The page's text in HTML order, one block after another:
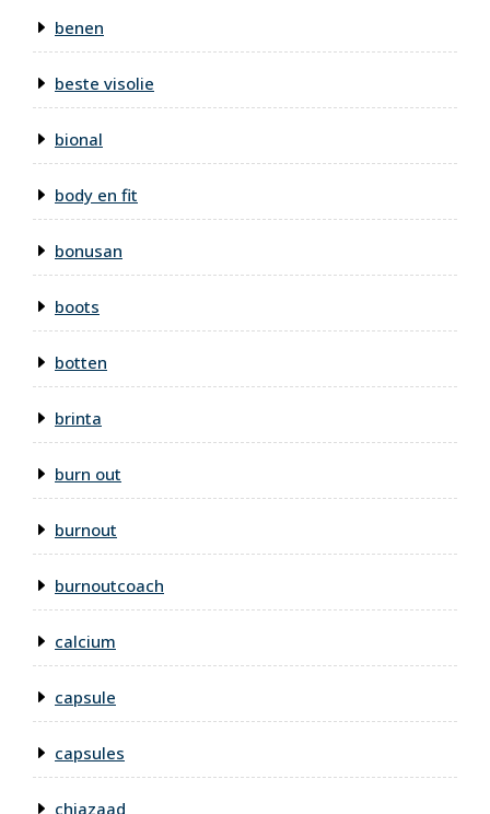
benen
beste visolie
bional
body en fit
bonusan
boots
botten
brinta
burn out
burnout
burnoutcoach
calcium
capsule
capsules
chiazaad